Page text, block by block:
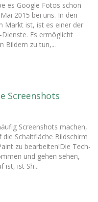
es Google Fotos schon
2015 bei uns. In den
Markt ist, ist es einer der
Es ermöglicht
Bildern zu tun,...
Screenshots
Screenshots machen,
Schaltfläche Bildschirm
zu bearbeiten!Die Tech-
und gehen sehen,
ist, ist Sh...